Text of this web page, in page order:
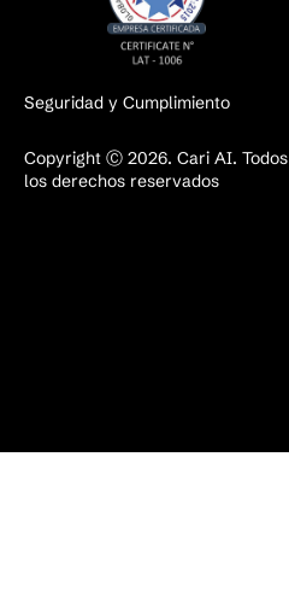
Seguridad y Cumplimiento
Copyright Ⓒ 2026. Cari AI. Todos
los derechos reservados